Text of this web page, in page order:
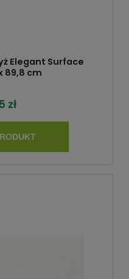
Elegant Surface
89,8 cm
zł